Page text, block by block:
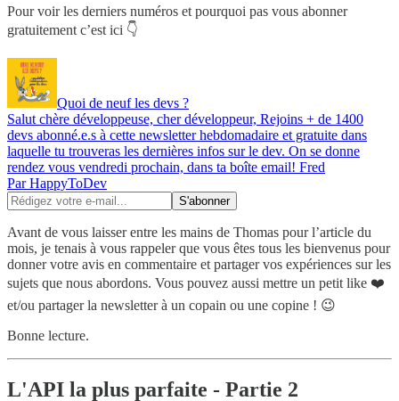
Pour voir les derniers numéros et pourquoi pas vous abonner
gratuitement c’est ici 👇
Quoi de neuf les devs ?
Salut chère développeuse, cher développeur, Rejoins + de 1400
devs abonné.e.s à cette newsletter hebdomadaire et gratuite dans
laquelle tu trouveras les dernières infos sur le dev. On se donne
rendez vous vendredi prochain, dans ta boîte email! Fred
Par HappyToDev
Avant de vous laisser entre les mains de Thomas pour l’article du
mois, je tenais à vous rappeler que vous êtes tous les bienvenus pour
donner votre avis en commentaire et partager vos expériences sur les
sujets que nous abordons. Vous pouvez aussi mettre un petit like ❤️
et/ou partager la newsletter à un copain ou une copine ! 😉
Bonne lecture.
L'API la plus parfaite - Partie 2